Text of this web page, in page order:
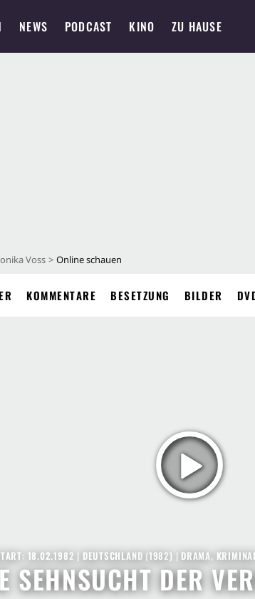
NEWS PODCAST KINO ZU HAUSE
Voss Online schauen
KOMMENTARE BESETZUNG BILDER
SEHNSUCHT DER
18.02.1982 | DEUTSCHLAND (1982) | DRAMA,